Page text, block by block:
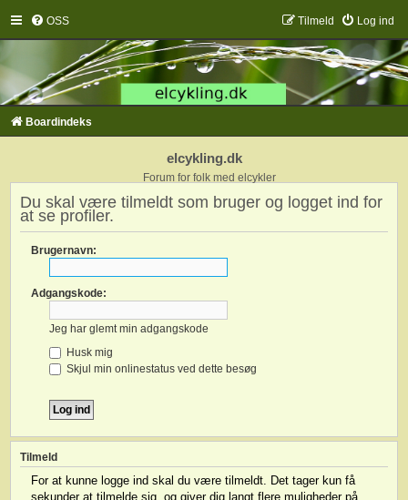
OSS Log ind
Tilmeld
Boardindeks
elcykling.dk
Forum for folk med elcykler
Du skal være tilmeldt som bruger og logget ind for
at se profiler.
Brugernavn:
Adgangskode:
Jeg har glemt min adgangskode
Husk mig
Skjul min onlinestatus ved dette besøg
Tilmeld
For at kunne logge ind skal du være tilmeldt. Det tager kun få
sekunder at tilmelde sig, og giver dig langt flere muligheder på